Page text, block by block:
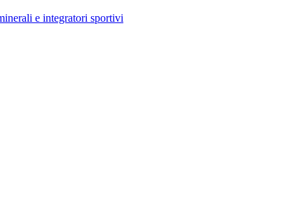
e integratori sportivi